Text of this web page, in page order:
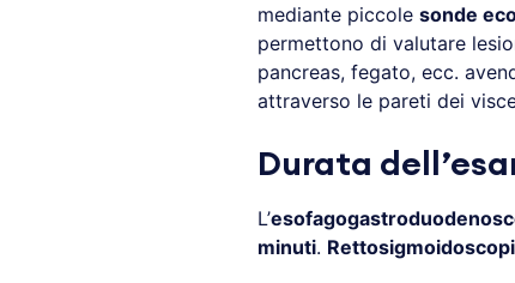
mediante piccole sonde
permettono di valutare
pancreas, fegato, ecc.
attraverso le pareti dei
Durata
L’
minuti.